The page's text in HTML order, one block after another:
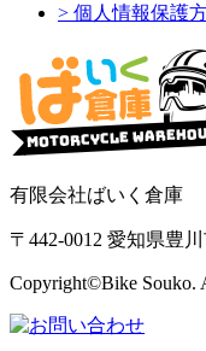
> 個人情報保護
有限会社ばいく倉庫
〒442-0012 愛知県豊
Copyright©Bike Souko.